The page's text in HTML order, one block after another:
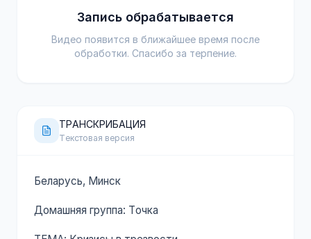
Запись обрабатывается
Видео появится в ближайшее время после
обработки. Спасибо за терпение.
ТРАНСКРИБАЦИЯ
Текстовая версия
Беларусь, Минск
Домашняя группа: Точка